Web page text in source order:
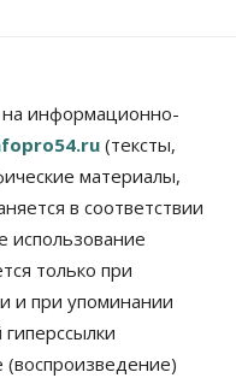
на урожай в
ЧС не будет
от атак БПЛА
информационно-
(тексты,
материалы,
в соответствии
использование
только при
и при упоминании
(воспроизведение)